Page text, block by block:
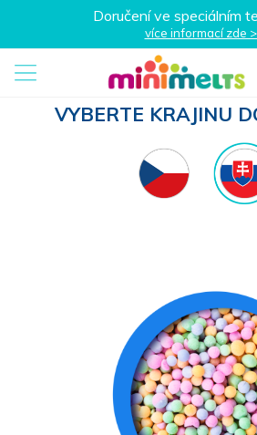
Doručení ve speciálním
více informací zde
VYBERTE KRAJINU